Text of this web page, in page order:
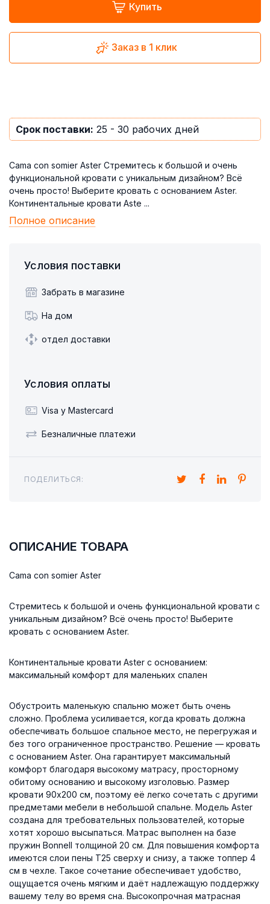
Купить
Заказ в 1 клик
Срок поставки: 25 - 30 рабочих дней
Cama con somier Aster Стремитесь к большой и очень
функциональной кровати с уникальным дизайном? Всё
очень просто! Выберите кровать с основанием Aster.
Континентальные кровати Aste ...
Полное описание
Условия поставки
Забрать в магазине
На дом
отдел доставки
Условия оплаты
Visa y Mastercard
Безналичные платежи
ПОДЕЛИТЬСЯ:
ОПИСАНИЕ ТОВАРА
Cama con somier Aster
Стремитесь к большой и очень функциональной кровати с
уникальным дизайном? Всё очень просто! Выберите
кровать с основанием Aster.
Континентальные кровати Aster с основанием:
максимальный комфорт для маленьких спален
Обустроить маленькую спальню может быть очень
сложно. Проблема усиливается, когда кровать должна
обеспечивать большое спальное место, не перегружая и
без того ограниченное пространство. Решение — кровать
с основанием Aster. Она гарантирует максимальный
комфорт благодаря высокому матрасу, просторному
обитому основанию и высокому изголовью. Размер
кровати 90x200 см, поэтому её легко сочетать с другими
предметами мебели в небольшой спальне. Модель Aster
создана для требовательных пользователей, которые
хотят хорошо высыпаться. Матрас выполнен на базе
пружин Bonnell толщиной 20 см. Для повышения комфорта
имеются слои пены T25 сверху и снизу, а также топпер 4
см в чехле. Такое сочетание обеспечивает удобство,
ощущается очень мягким и даёт надлежащую поддержку
вашему телу во время сна. Высокопрочная матрасная